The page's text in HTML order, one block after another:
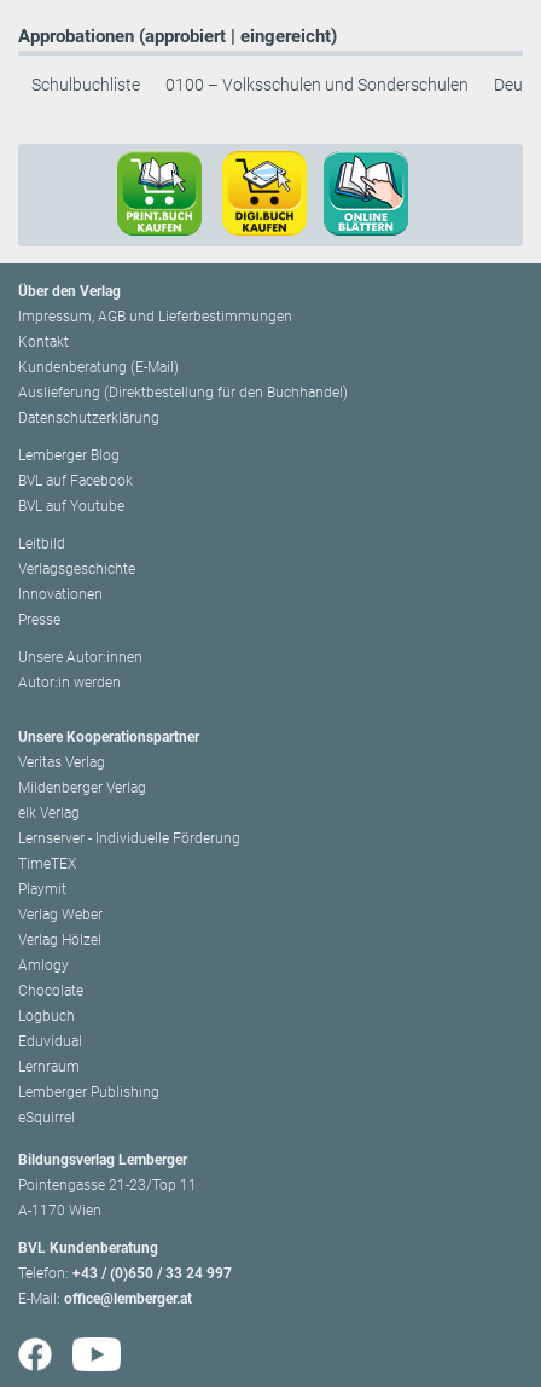
Approbationen (approbiert | eingereicht)
Schulbuchliste 0100 – Volksschulen und Sonderschulen
Über den Verlag
Impressum, AGB und Lieferbestimmungen
Kontakt
Kundenberatung (E-Mail)
Auslieferung (Direktbestellung für den Buchhandel)
Datenschutzerklärung
Lemberger Blog
BVL auf Facebook
BVL auf Youtube
Leitbild
Verlagsgeschichte
Innovationen
Presse
Unsere Autor:innen
Autor:in werden
Unsere Kooperationspartner
Veritas Verlag
Mildenberger Verlag
elk Verlag
Lernserver - Individuelle Förderung
TimeTEX
Playmit
Verlag Weber
Verlag Hölzel
Amlogy
Chocolate
Logbuch
Eduvidual
Lernraum
Lemberger Publishing
eSquirrel
Bildungsverlag Lemberger
Pointengasse 21-23/Top 11
A-1170 Wien
BVL Kundenberatung
Telefon: +43 / (0)650 / 33 24 997
E-Mail: office@lemberger.at